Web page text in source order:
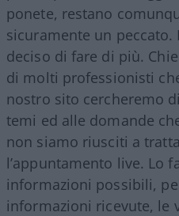
ponete, restano
sicuramente un
deciso di fare di più.
di molti professionisti
nostro sito cercheremo
temi ed alle domande
non siamo riusciti a
l’appuntamento live. Lo
informazioni possibili,
informazioni ricevute, le